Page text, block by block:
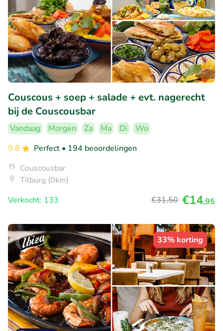
Couscous + soep + salade + evt. nagerecht
bij de Couscousbar
Vandaag Morgen Za Ma Di
Wo
9.8
Perfect • 194 beoordelingen
Couscousbar
Tilburg (0km)
Verkocht: 133
€31,50 €14,95
33% korting